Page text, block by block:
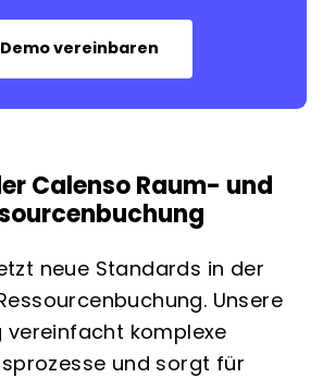
Demo vereinbaren
Calenso Raum- und
neue Standards in der
Unsere
vereinfacht komplexe
und sorgt für